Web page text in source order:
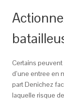
Certains
d’une entree en
part Denichez
laquelle risque